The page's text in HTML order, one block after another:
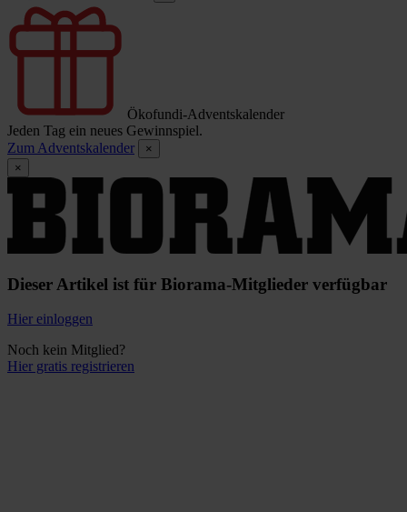
Ökofundi-Adventskalender
Jeden Tag ein neues Gewinnspiel.
Zum Adventskalender
×
×
Dieser Artikel ist für Biorama-Mitglieder verfügbar
Hier einloggen
Noch kein Mitglied?
Hier gratis registrieren